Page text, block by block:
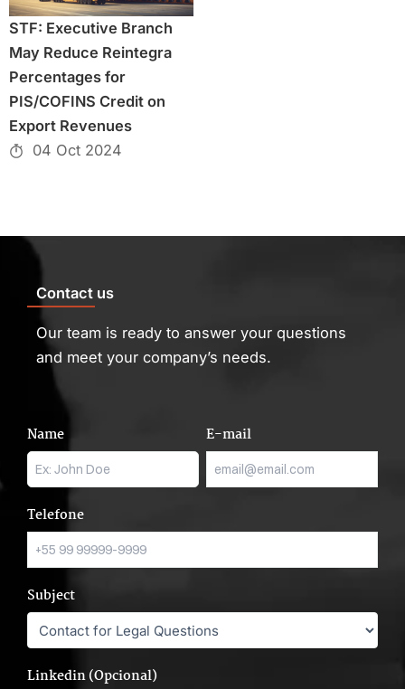
STF: Executive Branch
May Reduce Reintegra
Percentages for
PIS/COFINS Credit on
Export Revenues
04 Oct 2024
Contact us
Our team is ready to answer your questions
and meet your company’s needs.
Name E-mail
Telefone
Subject
Linkedin (Opcional)